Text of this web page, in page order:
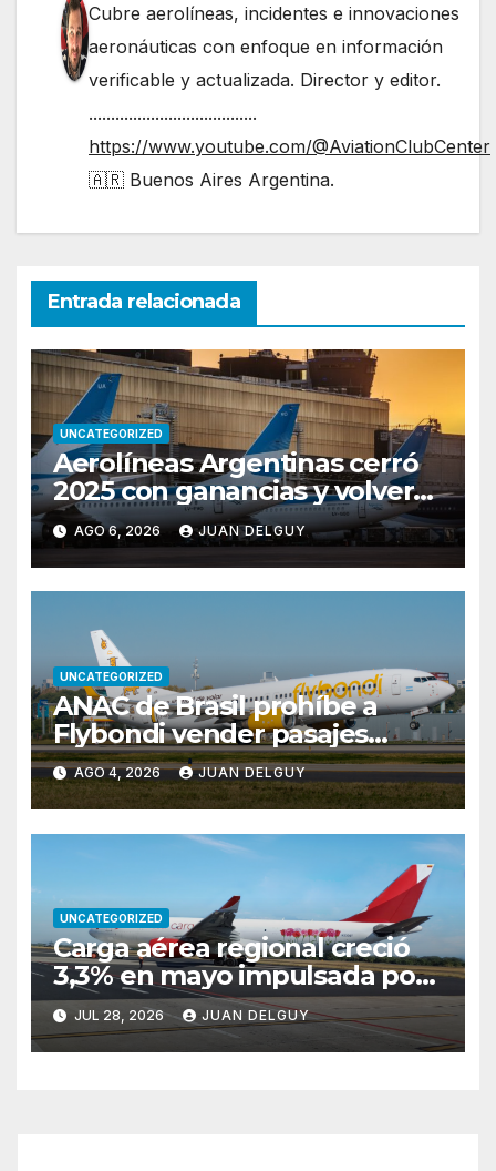
Cubre aerolíneas, incidentes e innovaciones
aeronáuticas con enfoque en información
verificable y actualizada. Director y editor.
......................................
https://www.youtube.com/@AviationClubCenter
🇦🇷 Buenos Aires Argentina.
Entrada relacionada
UNCATEGORIZED
Aerolíneas Argentinas cerró
2025 con ganancias y volverá
a pagar impuesto a las
ganancias
AGO 6, 2026 JUAN DELGUY
UNCATEGORIZED
ANAC de Brasil prohíbe a
Flybondi vender pasajes
entre Buenos Aires y Río de
Janeiro tras reiteradas
cancelaciones
AGO 4, 2026 JUAN DELGUY
UNCATEGORIZED
Carga aérea regional creció
3,3% en mayo impulsada por
Brasil y Colombia
JUL 28, 2026 JUAN DELGUY